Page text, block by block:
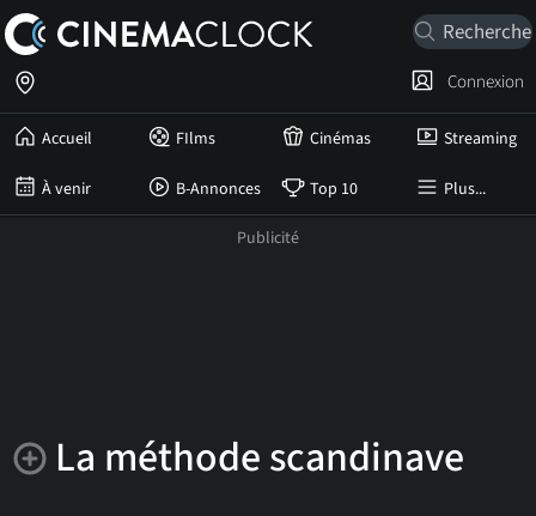
Accueil FIlms Cinémas Streaming
À venir B-Annonces Top 10 Plus...
Connexion
La méthode scandinave